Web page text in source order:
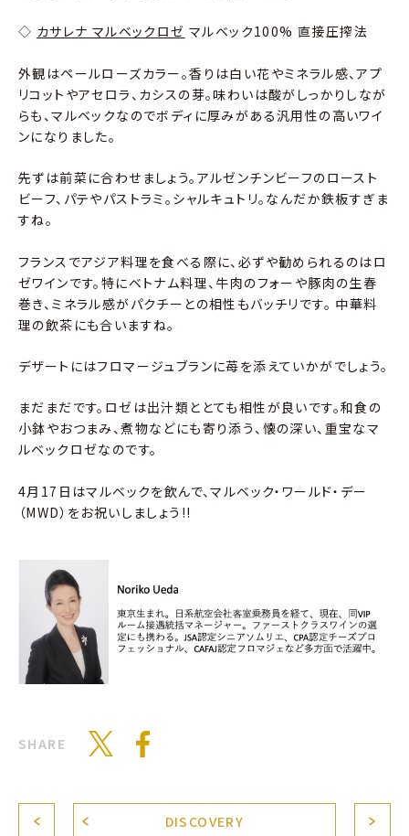
◇ カサレナ マルベックロゼ マルベック100% 直接圧搾法
外観はペールローズカラー。香りは白い花やミネラル感、アプ
リコットやアセロラ、カシスの芽。味わいは酸がしっかりしなが
らも、マルベックなのでボディに厚みがある汎用性の高いワイ
ンになりました。
先ずは前菜に合わせましょう。アルゼンチンビーフのロースト
ビーフ、パテやパストラミ。シャルキュトリ。なんだか鉄板すぎま
すね。
フランスでアジア料理を食べる際に、必ずや勧められるのはロ
ゼワインです。特にベトナム料理、牛肉のフォーや豚肉の生春
巻き、ミネラル感がパクチーとの相性もバッチリです。 中華料
理の飲茶にも合いますね。
デザートにはフロマージュブランに苺を添えていかがでしょう。
まだまだです。ロゼは出汁類ととても相性が良いです。和食の
小鉢やおつまみ、煮物などにも寄り添う、懐の深い、重宝なマ
ルベックロゼなのです。
4月17日はマルベックを飲んで、マルベック・ワールド・デー
（MWD）をお祝いしましょう!!
SHARE
DISCOVERY